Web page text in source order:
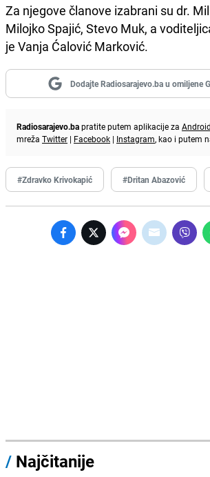
Za njegove članove izabrani su dr.
Milojko Spajić, Stevo Muk, a
je Vanja Ćalović Marković.
Dodajte Radiosarajevo.ba u omiljene
Radiosarajevo.bapratite putem aplikacije za Android
mreža Twitter | Facebook | Instagram, kao i putem
#Zdravko Krivokapić #Dritan Abazović
/ Najčitanije